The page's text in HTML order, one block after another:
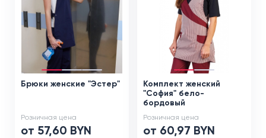
Брюки женские "Эстер"
Розничная цена
от 57,60 BYN
Комплект женский
"София" бело-
бордовый
Розничная цена
от 60,97 BYN